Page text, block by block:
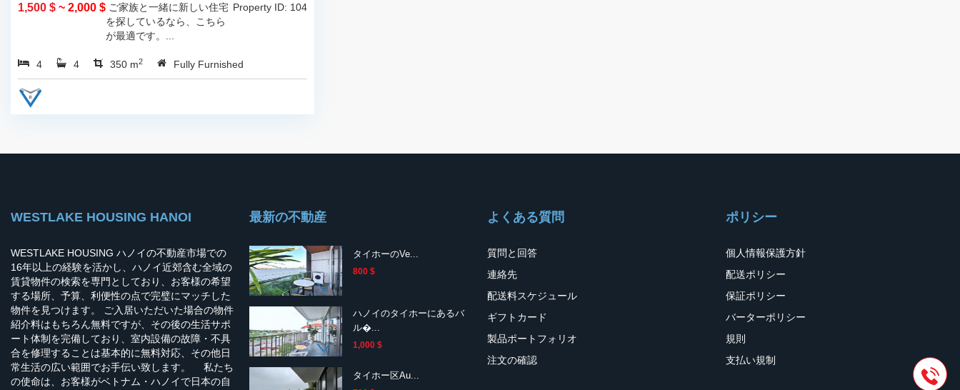
1,500 $ ~ 2,000 $ Property ID: 104
ご家族と一緒に新しい住宅
を探しているなら、こちら
が最適です。...
4 4 350 m2 Fully Furnished
WESTLAKE HOUSING HANOI
WESTLAKE HOUSING ハノイの不動産市場での
16年以上の経験を活かし、ハノイ近郊含む全域の
賃貸物件の検索を専門としており、お客様の希望
する場所、予算、利便性の点で完璧にマッチした
物件を見つけます。 ご入居いただいた場合の物件
紹介料はもちろん無料ですが、その後の生活サポ
ート体制を完備しており、室内設備の故障・不具
合を修理することは基本的に無料対応、その他日
常生活の広い範囲でお手伝い致します。 私たち
の使命は、お客様がベトナム・ハノイで日本の自
最新の不動産
タイホーのVe...
800 $
ハノイのタイホーにあるバ
ル�...
1,000 $
タイホー区Au...
よくある質問
質問と回答
連絡先
配送料スケジュール
ギフトカード
製品ポートフォリオ
注文の確認
ポリシー
個人情報保護方針
配送ポリシー
保証ポリシー
バーターポリシー
規則
支払い規制